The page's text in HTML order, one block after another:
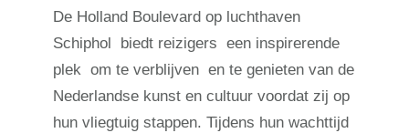
De Holland Boulevard op luchthaven
Schiphol biedt reizigers een inspirerende
plek om te verblijven en te genieten van de
Nederlandse kunst en cultuur voordat zij op
hun vliegtuig stappen. Tijdens hun wachttijd